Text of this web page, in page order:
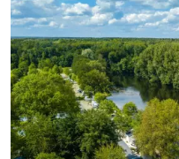
Kindern
Für
Junge
Erwachsene
Kostenlos
Übernachten
Appartements